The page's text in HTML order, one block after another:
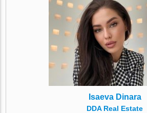
Isaeva Dinara
DDA Real Estate